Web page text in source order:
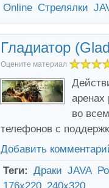
Online Стрелялки
Гладиатор
Оцените материал
аренах
во
телефонов с
Добавить
Теги: Драки JAVA
176x220 240x320